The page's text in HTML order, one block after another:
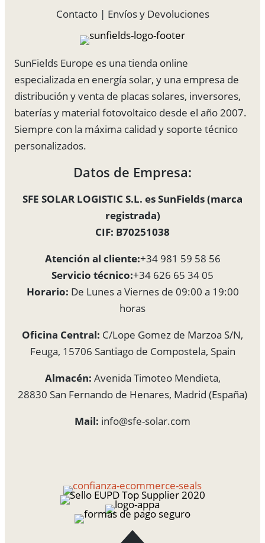
Contacto| Envíos y Devoluciones
SunFields Europe es una tienda online
especializada en energía solar, y una empresa de
distribución y venta de placas solares, inversores,
baterías y material fotovoltaico desde el año 2007.
Siempre con la máxima calidad y soporte técnico
personalizados.
Datos de Empresa:
SFE SOLAR LOGISTIC S.L. es SunFields (marca
registrada)
CIF: B70251038
Atención al cliente:+34 981 59 58 56
Servicio técnico:+34 626 65 34 05
Horario: De Lunes a Viernes de 09:00 a 19:00
horas
Oficina Central: C/Lope Gomez de Marzoa S/N,
Feuga, 15706 Santiago de Compostela, Spain
Almacén: Avenida Timoteo Mendieta,
28830 San Fernando de Henares, Madrid (España)
Mail: info@sfe-solar.com